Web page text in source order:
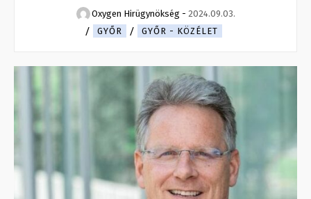
Oxygen Hirügynökség - 2024.09.03.
GYŐR
GYŐR - KÖZÉLET